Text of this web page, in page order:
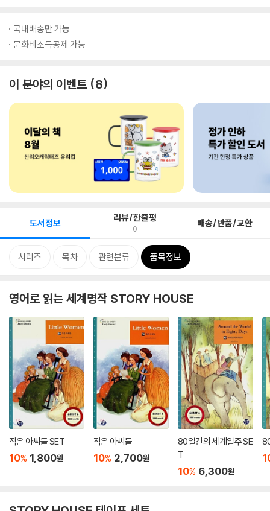
국내배송만 가능
문화비소득공제 가능
이 분야의 이벤트 8
도서정보 리뷰/한줄평
0 배송/반품/교환
시리즈 목차 관련분류 품목정보
영어로 읽는 세계명작 STORY HOUSE
작은 아씨들 SET
10% 1,800원
작은 아씨들
10% 2,700원
80일간의 세계일주 SE
T
10% 6,300원